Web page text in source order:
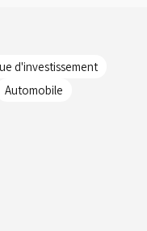
d'investissement
Automobile